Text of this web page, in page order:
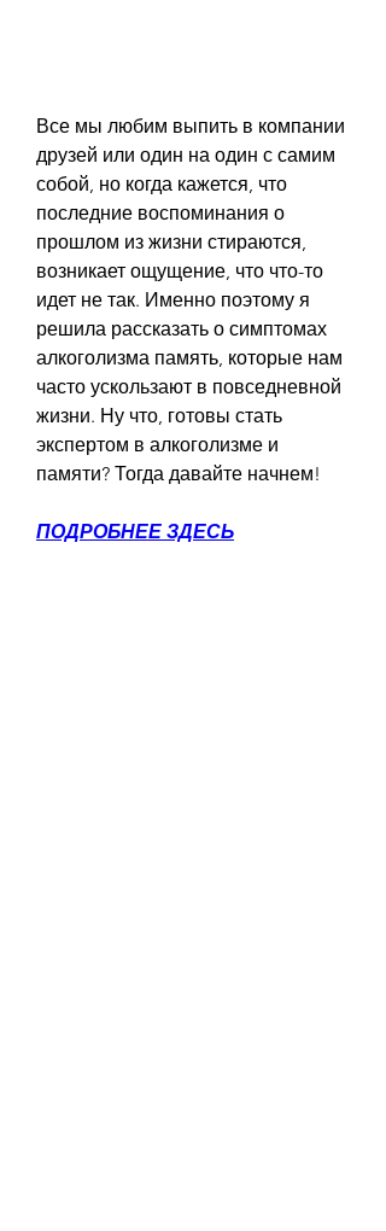
Все мы любим выпить в компании
друзей или один на один с самим
собой, но когда кажется, что
последние воспоминания о
прошлом из жизни стираются,
возникает ощущение, что что-то
идет не так. Именно поэтому я
решила рассказать о симптомах
алкоголизма память, которые нам
часто ускользают в повседневной
жизни. Ну что, готовы стать
экспертом в алкоголизме и
памяти? Тогда давайте начнем!
ПОДРОБНЕЕ ЗДЕСЬ